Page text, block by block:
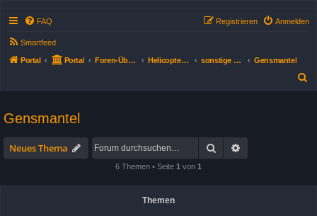
FAQ Anmelden
Registrieren
Smartfeed
Portal Portal Foren-Übersicht Helicopter-Systeme/Typen sonstige Typen/Systeme
Gensmantel
Gensmantel
Neues Thema Suche
6 Themen • Seite 1 von 1
Themen